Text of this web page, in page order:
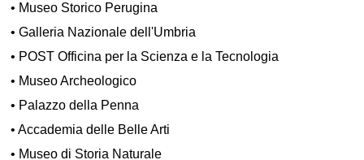
• Museo Storico Perugina
•Galleria Nazionale dell'Umbria
• POST Officina per la Scienza e la Tecnologia
• Museo Archeologico
• Palazzo della Penna
•Accademia delle Belle Arti
• Museo di Storia Naturale